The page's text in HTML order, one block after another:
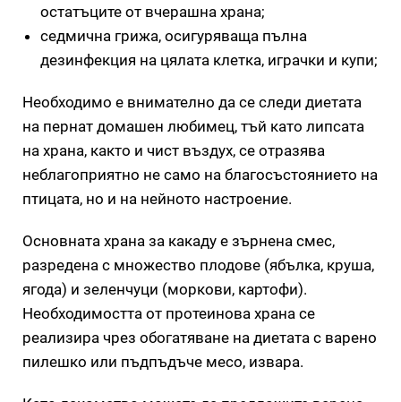
остатъците от вчерашна храна;
седмична грижа, осигуряваща пълна
дезинфекция на цялата клетка, играчки и купи;
Необходимо е внимателно да се следи диетата
на пернат домашен любимец, тъй като липсата
на храна, както и чист въздух, се отразява
неблагоприятно не само на благосъстоянието на
птицата, но и на нейното настроение.
Основната храна за какаду е зърнена смес,
разредена с множество плодове (ябълка, круша,
ягода) и зеленчуци (моркови, картофи).
Необходимостта от протеинова храна се
реализира чрез обогатяване на диетата с варено
пилешко или пъдпъдъче месо, извара.